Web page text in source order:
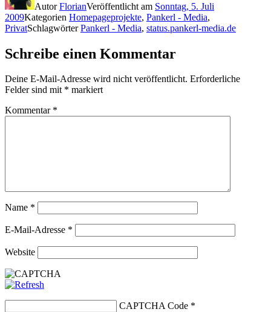
AutorFlorianVeröffentlicht am Sonntag, 5. Juli
2009Kategorien Homepageprojekte, Pankerl - Media,
PrivatSchlagwörterPankerl - Media, status.pankerl-media.de
Schreibe einen Kommentar
Deine E-Mail-Adresse wird nicht veröffentlicht. Erforderliche
Felder sind mit * markiert
Kommentar *
Name *
E-Mail-Adresse *
Website
CAPTCHA Code *